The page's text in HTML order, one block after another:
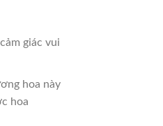
giác vui
hoa này
hoa